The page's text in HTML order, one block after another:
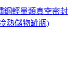
鋼輕量類真空密封
熱儲物罐瓶)